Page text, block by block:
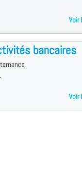
Voir
bancaires
Voir